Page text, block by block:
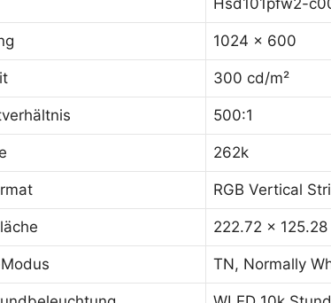
Hsd101pfw2-
1024 x 600
300 cd/m²
500:1
262k
RGB Vertical
222.72 x 125.28
TN, Normally